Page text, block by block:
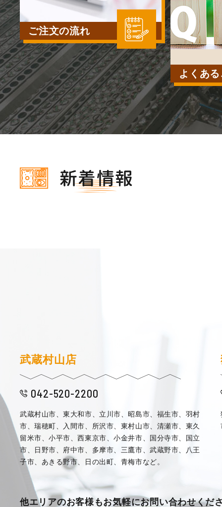
ご注文の流れ
よくあ
武蔵村山店
042-520-2200
武蔵村山市、東大和市、立川市、昭島市、福生市、羽村
市、瑞穂町、入間市、所沢市、東村山市、清瀬市、東久
留米市、小平市、西東京市、小金井市、国分寺市、国立
市、日野市、府中市、多摩市、三鷹市、武蔵野市、八王
子市、あきる野市、日の出町、青梅市など。
他エリアのお客様もお気軽にお問い合わせくだ